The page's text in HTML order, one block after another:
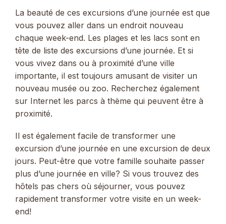
La beauté de ces excursions d’une journée est que
vous pouvez aller dans un endroit nouveau
chaque week-end. Les plages et les lacs sont en
tête de liste des excursions d’une journée. Et si
vous vivez dans ou à proximité d’une ville
importante, il est toujours amusant de visiter un
nouveau musée ou zoo. Recherchez également
sur Internet les parcs à thème qui peuvent être à
proximité.
Il est également facile de transformer une
excursion d’une journée en une excursion de deux
jours. Peut-être que votre famille souhaite passer
plus d’une journée en ville? Si vous trouvez des
hôtels pas chers où séjourner, vous pouvez
rapidement transformer votre visite en un week-
end!